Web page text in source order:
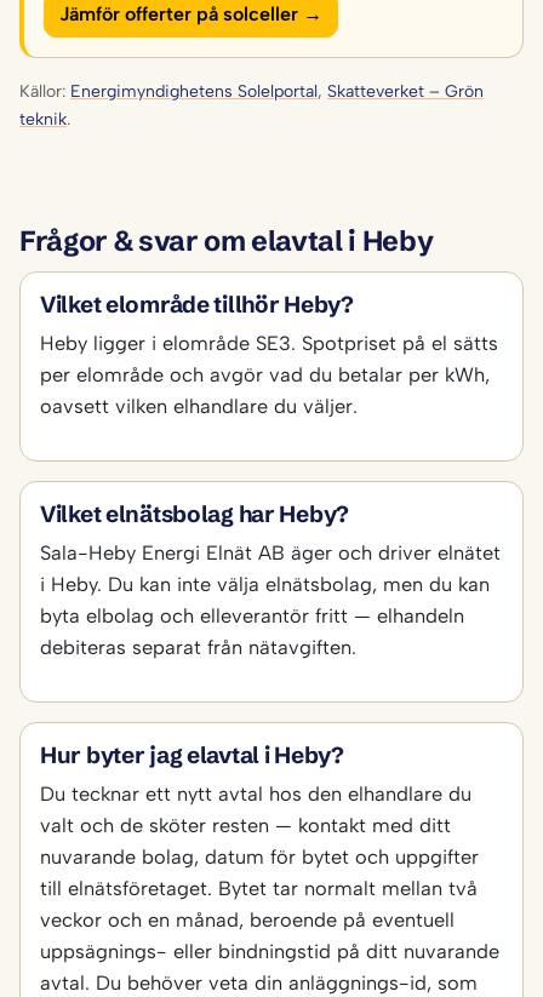
Jämför offerter på solceller →
Källor: Energimyndighetens Solelportal, Skatteverket – Grön
teknik.
Frågor & svar om elavtal i Heby
Vilket elområde tillhör Heby?
Heby ligger i elområde SE3. Spotpriset på el sätts
per elområde och avgör vad du betalar per kWh,
oavsett vilken elhandlare du väljer.
Vilket elnätsbolag har Heby?
Sala-Heby Energi Elnät AB äger och driver elnätet
i Heby. Du kan inte välja elnätsbolag, men du kan
byta elbolag och elleverantör fritt — elhandeln
debiteras separat från nätavgiften.
Hur byter jag elavtal i Heby?
Du tecknar ett nytt avtal hos den elhandlare du
valt och de sköter resten — kontakt med ditt
nuvarande bolag, datum för bytet och uppgifter
till elnätsföretaget. Bytet tar normalt mellan två
veckor och en månad, beroende på eventuell
uppsägnings- eller bindningstid på ditt nuvarande
avtal. Du behöver veta din anläggnings-id, som